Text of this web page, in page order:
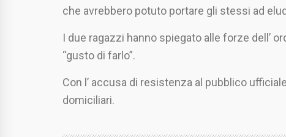
che avrebbero potuto portare gli stessi ad
I due ragazzi hanno spiegato alle forze dell’
“gusto di farlo”.
Con l’ accusa di resistenza al pubblico
domiciliari.